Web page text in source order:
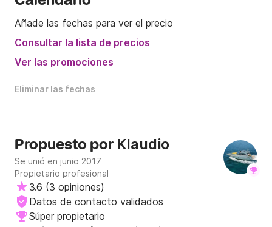
Añade las fechas para ver el precio
Consultar la lista de precios
Ver las promociones
Eliminar las fechas
Propuesto por Klaudio
Se unió en junio 2017
Propietario profesional
3.6 (3 opiniones)
Datos de contacto validados
Súper propietario